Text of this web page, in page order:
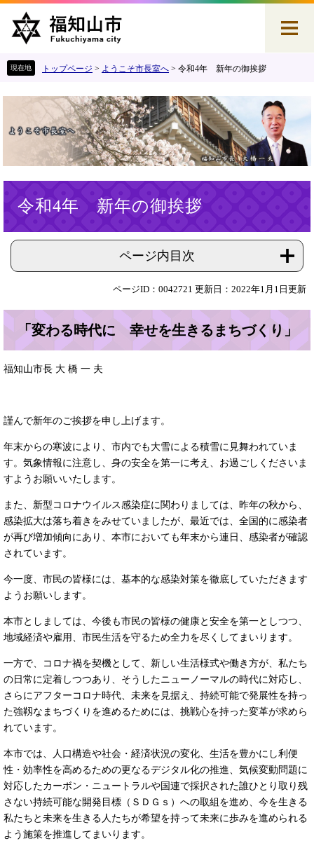
で
ば
へ
トップページ > ようこそ市長室へ > 令和4年 新年の御挨拶
令和4年 新年の御挨拶
ページ内目次
ページID：0042721 更新日：2022年1月1日更新
「変わる時代に 幸せを生きるまちづくり」
福知山市長 大 橋 一 夫
謹んで新年のご挨拶を申し上げます。
年末からの寒波により、市内でも大雪による積雪に見舞われていま
す。気象情報に注意し、身の安全を第一に考え、お過ごしくださいま
すようお願いいたします。
また、新型コロナウイルス感染症に関わりましては、昨年の秋から、
感染拡大は落ち着きをみせていましたが、最近では、全国的に感染者
が再び増加傾向にあり、本市においても年末から連日、感染者が確認
されています。
今一度、市民の皆様には、基本的な感染対策を徹底していただきます
ようお願いします。
本市としましては、今後も市民の皆様の健康と安全を第一としつつ、
地域経済や雇用、市民生活を守るため全力を尽くしてまいります。
一方で、コロナ禍を契機として、新しい生活様式や働き方が、私たち
の日常に定着しつつあり、そうしたニューノーマルの時代に対応し、
さらにアフターコロナ時代、未来を見据え、持続可能で発展性を持っ
た強靱なまちづくりを進めるためには、挑戦心を持った変革が求めら
れています。
本市では、人口構造や社会・経済状況の変化、生活を豊かにし利便
性・効率性を高めるための更なるデジタル化の推進、気候変動問題に
対応したカーボン・ニュートラルや国連で採択された誰ひとり取り残
さない持続可能な開発目標（ＳＤＧｓ）への取組を進め、今を生きる
私たちと未来を生きる人たちが希望を持って未来に歩みを進められる
よう施策を推進してまいります。